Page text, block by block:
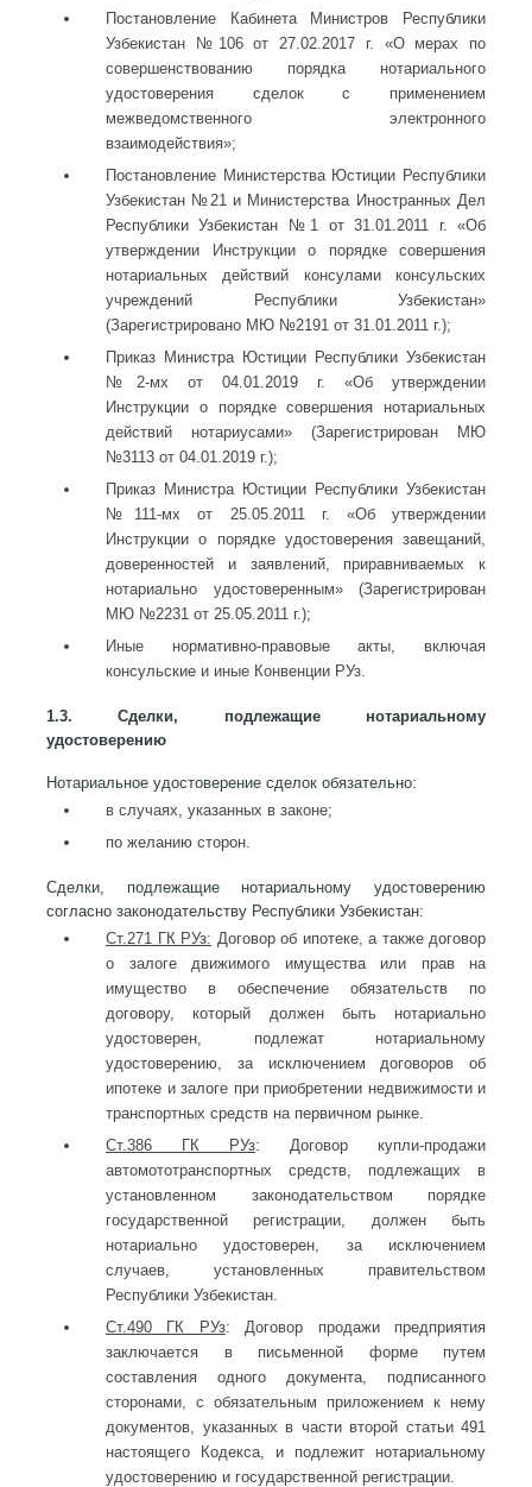
Постановление Кабинета Министров Республики
Узбекистан №106 от 27.02.2017 г. «О мерах по
совершенствованию порядка нотариального
удостоверения сделок с применением
межведомственного электронного
взаимодействия»;
Постановление Министерства Юстиции Республики
Узбекистан №21 и Министерства Иностранных Дел
Республики Узбекистан №1 от 31.01.2011 г. «Об
утверждении Инструкции о порядке совершения
нотариальных действий консулами консульских
учреждений Республики Узбекистан»
(Зарегистрировано МЮ №2191 от 31.01.2011 г.);
Приказ Министра Юстиции Республики Узбекистан
№2-мх от 04.01.2019 г. «Об утверждении
Инструкции о порядке совершения нотариальных
действий нотариусами» (Зарегистрирован МЮ
№3113 от 04.01.2019 г.);
Приказ Министра Юстиции Республики Узбекистан
№111-мх от 25.05.2011 г. «Об утверждении
Инструкции о порядке удостоверения завещаний,
доверенностей и заявлений, приравниваемых к
нотариально удостоверенным» (Зарегистрирован
МЮ №2231 от 25.05.2011 г.);
Иные нормативно-правовые акты, включая
консульские и иные Конвенции РУз.
1.3. Сделки, подлежащие нотариальному
удостоверению
Нотариальное удостоверение сделок обязательно:
в случаях, указанных в законе;
по желанию сторон.
Сделки, подлежащие нотариальному удостоверению
согласно законодательству Республики Узбекистан:
Ст.271 ГК РУз: Договор об ипотеке, а также договор
о залоге движимого имущества или прав на
имущество в обеспечение обязательств по
договору, который должен быть нотариально
удостоверен, подлежат нотариальному
удостоверению, за исключением договоров об
ипотеке и залоге при приобретении недвижимости и
транспортных средств на первичном рынке.
Ст.386 ГК РУз: Договор купли-продажи
автомототранспортных средств, подлежащих в
установленном законодательством порядке
государственной регистрации, должен быть
нотариально удостоверен, за исключением
случаев, установленных правительством
Республики Узбекистан.
Ст.490 ГК РУз: Договор продажи предприятия
заключается в письменной форме путем
составления одного документа, подписанного
сторонами, с обязательным приложением к нему
документов, указанных в части второй статьи 491
настоящего Кодекса, и подлежит нотариальному
удостоверению и государственной регистрации.